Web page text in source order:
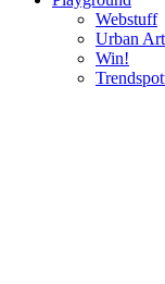
Webstuff
Urban Art
Win!